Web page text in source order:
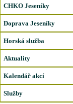
CHKO Jeseníky
Doprava Jeseníky
Horská služba
Aktuality
Kalendář akcí
Služby